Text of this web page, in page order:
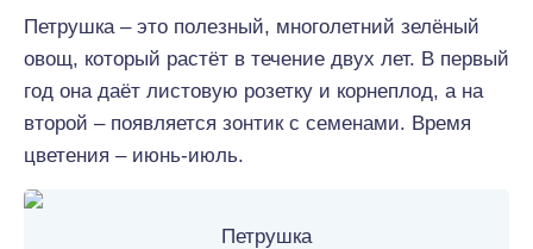
Петрушка – это полезный, многолетний зелёный
овощ, который растёт в течение двух лет. В первый
год она даёт листовую розетку и корнеплод, а на
второй – появляется зонтик с семенами. Время
цветения – июнь-июль.
Петрушка